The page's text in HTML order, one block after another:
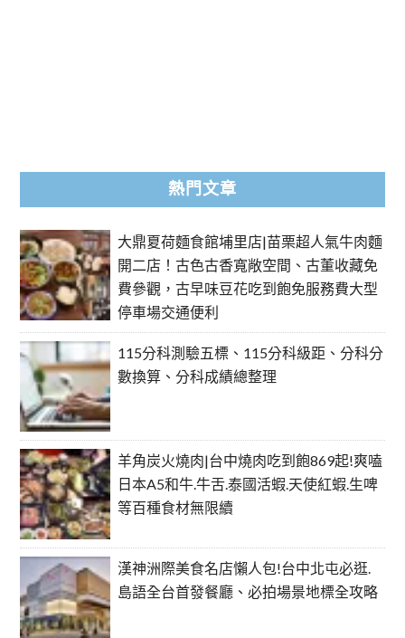
熱門文章
大鼎夏荷麵食館埔里店|苗栗超人氣牛肉麵
開二店！古色古香寬敞空間、古董收藏免
費參觀，古早味豆花吃到飽免服務費大型
停車場交通便利
115分科測驗五標、115分科級距、分科分
數換算、分科成績總整理
羊角炭火燒肉|台中燒肉吃到飽869起!爽嗑
日本A5和牛.牛舌.泰國活蝦.天使紅蝦.生啤
等百種食材無限續
漢神洲際美食名店懶人包!台中北屯必逛.
島語全台首發餐廳、必拍場景地標全攻略